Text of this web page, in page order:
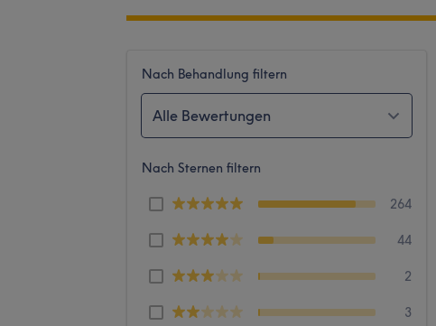
Nach Behandlung filtern
Alle Bewertungen
Nach Sternen filtern
264
44
2
3